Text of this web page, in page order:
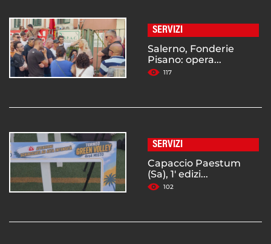
SERVIZI
Salerno, Fonderie
Pisano: opera...
117
SERVIZI
Capaccio Paestum
(Sa), 1' edizi...
102